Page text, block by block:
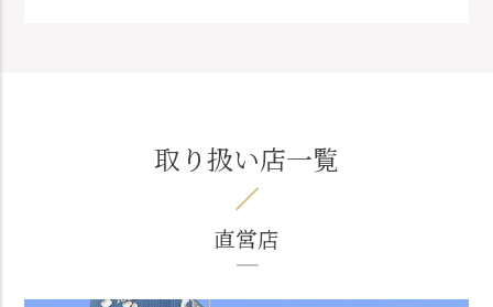
取り扱い店一覧
直営店